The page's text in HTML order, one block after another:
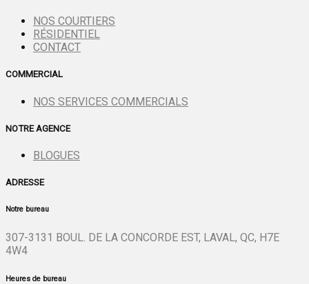
NOS COURTIERS
RÉSIDENTIEL
CONTACT
COMMERCIAL
NOS SERVICES COMMERCIALS
NOTRE AGENCE
BLOGUES
ADRESSE
Notre bureau
307-3131 BOUL. DE LA CONCORDE EST, LAVAL, QC, H7E
4W4
Heures de bureau